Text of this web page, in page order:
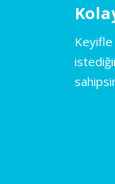
Keyifle